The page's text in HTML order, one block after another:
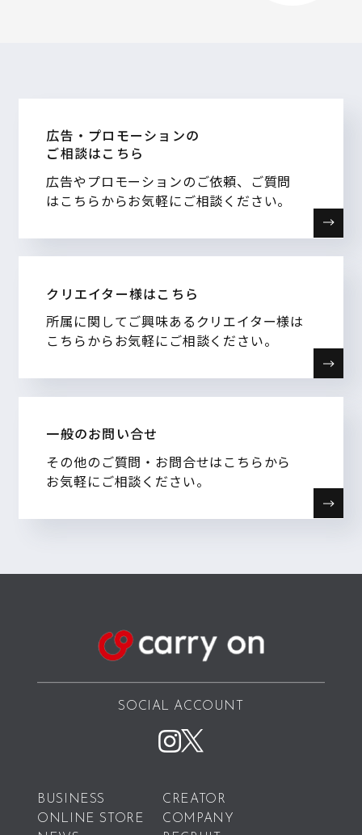
広告・プロモーションの
ご相談はこちら
広告やプロモーションのご依頼、ご質問
はこちらからお気軽にご相談ください。
クリエイター様はこちら
所属に関してご興味あるクリエイター様は
こちらからお気軽にご相談ください。
一般のお問い合せ
その他のご質問・お問合せはこちらから
お気軽にご相談ください。
SOCIAL ACCOUNT
BUSINESS
CREATOR
ONLINE STORE
COMPANY